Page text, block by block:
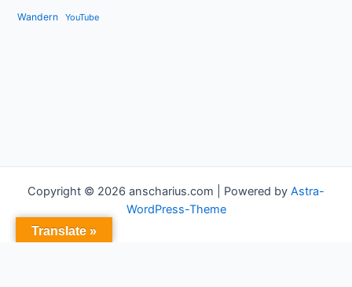
Wandern YouTube
Copyright © 2026 anscharius.com | Powered by Astra-
WordPress-Theme
Translate »